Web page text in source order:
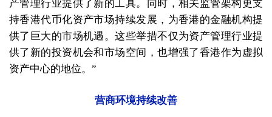
产管理行业提供了新的工具。同时，相关监管架构更支
持香港代币化资产市场持续发展，为香港的金融机构提
供了巨大的市场机遇。这些举措不仅为资产管理行业提
供了新的投资机会和市场空间，也增强了香港作为虚拟
资产中心的地位。”
营商环境持续改善